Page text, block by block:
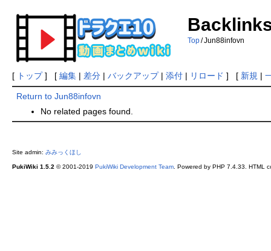
Top /Jun88infovn
[ トップ] [ 編集| 差分| バックアップ| 添付| リロード ] [ 新規 |
Return to Jun88infovn
No related pages found.
Site admin: みみっくほし
PukiWiki 1.5.2 © 2001-2019 PukiWiki Development Team. Powered by PHP 7.4.33. HTML